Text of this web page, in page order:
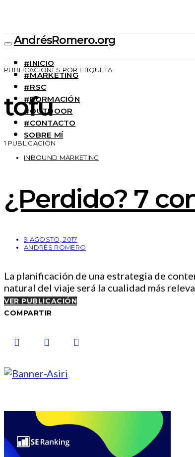
AndrésRomero.org
#INICIO
#MARKETING
#RSC
#FORMACIÓN
#OUTDOOR
#CONTACTO
SOBRE MÍ
PUBLICACIONES POR ETIQUETA
tofu
1 PUBLICACIÓN
INBOUND MARKETING
¿Perdido? 7
9 AGOSTO, 2017
ANDRÉS ROMERO
La planificación de una estrategia de
natural del viaje será la cualidad más
VER PUBLICACIÓN
COMPARTIR